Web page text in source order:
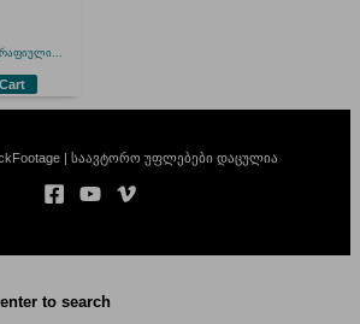
| საავტორო უფლებები დაცულია
to search